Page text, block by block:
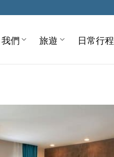
我們 旅遊 日常行程